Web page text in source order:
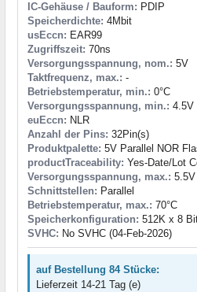
IC-Gehäuse / Bauform: PDIP
Speicherdichte: 4Mbit
usEccn: EAR99
Zugriffszeit: 70ns
Versorgungsspannung, nom.: 5V
Taktfrequenz, max.: -
Betriebstemperatur, min.: 0°C
Versorgungsspannung, min.: 4.5V
euEccn: NLR
Anzahl der Pins: 32Pin(s)
Produktpalette: 5V Parallel NOR
productTraceability: Yes-Date/Lot
Versorgungsspannung, max.: 5.5V
Schnittstellen: Parallel
Betriebstemperatur, max.: 70°C
Speicherkonfiguration: 512K x 8
SVHC: No SVHC (04-Feb-2026)
auf Bestellung 84 Stücke:
Lieferzeit 14-21 Tag (e)